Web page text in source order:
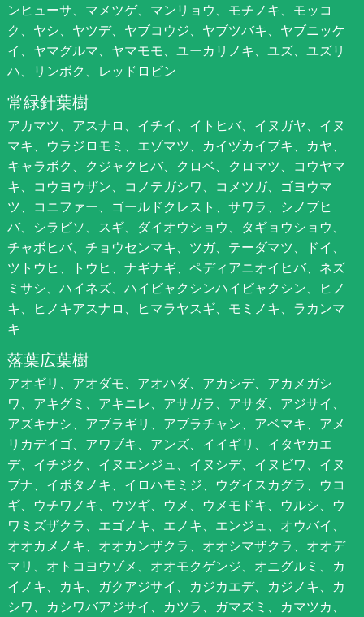
ンヒューサ、マメツゲ、マンリョウ、モチノキ、モッコ
ク、ヤシ、ヤツデ、ヤブコウジ、ヤブツバキ、ヤブニッケ
イ、ヤマグルマ、ヤマモモ、ユーカリノキ、ユズ、ユズリ
ハ、リンボク、レッドロビン
常緑針葉樹
アカマツ、アスナロ、イチイ、イトヒバ、イヌガヤ、イヌ
マキ、ウラジロモミ、エゾマツ、カイヅカイブキ、カヤ、
キャラボク、クジャクヒバ、クロベ、クロマツ、コウヤマ
キ、コウヨウザン、コノテガシワ、コメツガ、ゴヨウマ
ツ、コニファー、ゴールドクレスト、サワラ、シノブヒ
バ、シラビソ、スギ、ダイオウショウ、タギョウショウ、
チャボヒバ、チョウセンマキ、ツガ、テーダマツ、ドイ、
ツトウヒ、トウヒ、ナギナギ、ペディアニオイヒバ、ネズ
ミサシ、ハイネズ、ハイビャクシンハイビャクシン、ヒノ
キ、ヒノキアスナロ、ヒマラヤスギ、モミノキ、ラカンマ
キ
落葉広葉樹
アオギリ、アオダモ、アオハダ、アカシデ、アカメガシ
ワ、アキグミ、アキニレ、アサガラ、アサダ、アジサイ、
アズキナシ、アブラギリ、アブラチャン、アベマキ、アメ
リカデイゴ、アワブキ、アンズ、イイギリ、イタヤカエ
デ、イチジク、イヌエンジュ、イヌシデ、イヌビワ、イヌ
ブナ、イボタノキ、イロハモミジ、ウグイスカグラ、ウコ
ギ、ウチワノキ、ウツギ、ウメ、ウメモドキ、ウルシ、ウ
ワミズザクラ、エゴノキ、エノキ、エンジュ、オウバイ、
オオカメノキ、オオカンザクラ、オオシマザクラ、オオデ
マリ、オトコヨウゾメ、オオモクゲンジ、オニグルミ、カ
イノキ、カキ、ガクアジサイ、カジカエデ、カジノキ、カ
シワ、カシワバアジサイ、カツラ、ガマズミ、カマツカ、